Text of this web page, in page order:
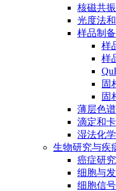
核磁共
光度法
样品制备
样
样
固
固
薄层色谱
滴定和
湿法化
生物研究与疾
癌症研究
细胞与
细胞信